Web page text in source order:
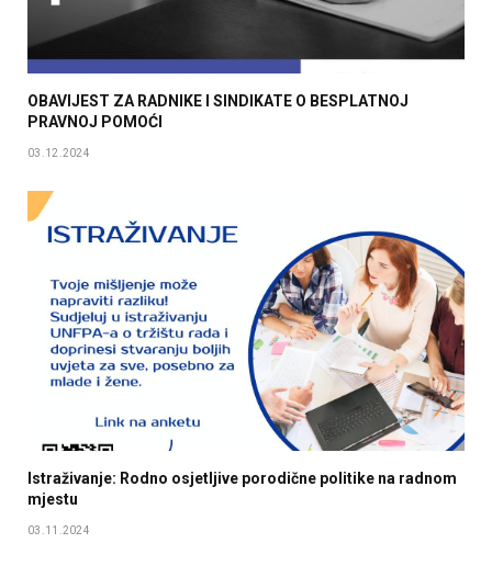
OBAVIJEST ZA RADNIKE I SINDIKATE O BESPLATNOJ
PRAVNOJ POMOĆI
03.12.2024
Istraživanje: Rodno osjetljive porodične politike na radnom
mjestu
03.11.2024